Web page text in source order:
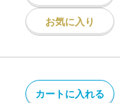
お気に入り
カートに入れる